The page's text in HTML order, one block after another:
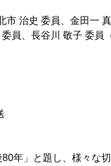
市 治史 委員、金田一
員、長谷川 敬子 委員
年」と題し、様々な